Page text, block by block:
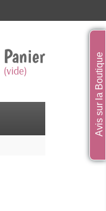
Panier
(vide) Avis sur la Boutique